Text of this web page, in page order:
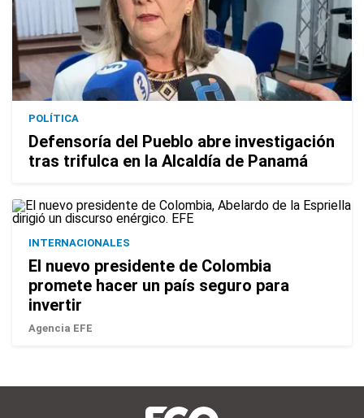
POLÍTICA
Defensoría del Pueblo abre investigación
tras trifulca en la Alcaldía de Panamá
INTERNACIONALES
El nuevo presidente de Colombia
promete hacer un país seguro para
invertir
Agencia EFE